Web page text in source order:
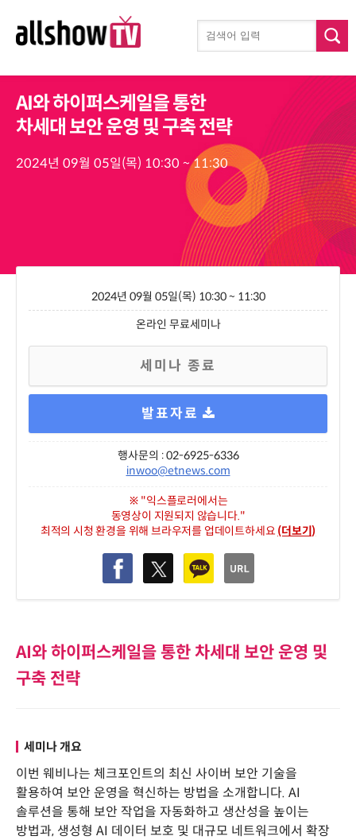
AI와 하이퍼스케일을 통한
차세대 보안 운영 및 구축 전략
2024년 09월 05일(목) 10:30 ~ 11:30
2024년 09월 05일(목) 10:30 ~ 11:30
온라인 무료세미나
세미나 종료
발표자료
행사문의 : 02-6925-6336
inwoo@etnews.com
※ "익스플로러에서는
동영상이 지원되지 않습니다."
최적의 시청 환경을 위해 브라우저를 업데이트하세요 (더보기)
AI와 하이퍼스케일을 통한 차세대 보안 운영 및
구축 전략
세미나 개요
이번 웨비나는 체크포인트의 최신 사이버 보안 기술을
활용하여 보안 운영을 혁신하는 방법을 소개합니다. AI
솔루션을 통해 보안 작업을 자동화하고 생산성을 높이는
방법과, 생성형 AI 데이터 보호 및 대규모 네트워크에서 확장